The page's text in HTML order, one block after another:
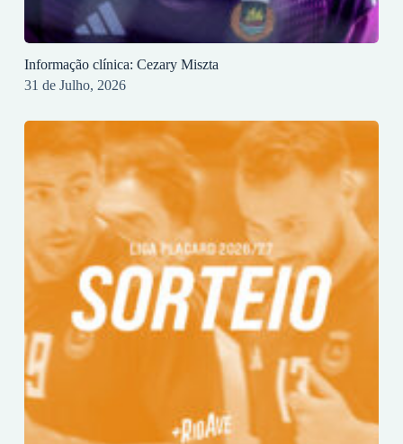
Informação clínica: Cezary Miszta
31 de Julho, 2026